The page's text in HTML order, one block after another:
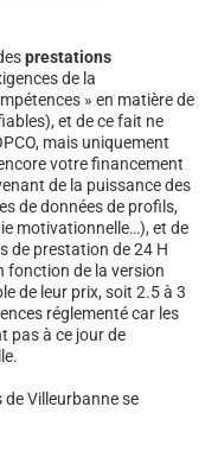
prestations
de la
» en matière de
et de ce fait ne
mais uniquement
votre financement
de la puissance des
de données de profils,
motivationnelle…), et de
de prestation de 24 H
fonction de la version
de leur prix, soit 2.5 à 3
réglementé car les
pas à ce jour de
Villeurbanne se